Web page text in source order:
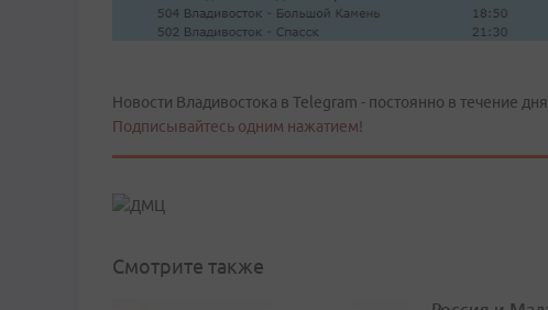
Новости Владивостока в Telegram - постоянно в течение
Подписывайтесь одним нажатием!
Смотрите также